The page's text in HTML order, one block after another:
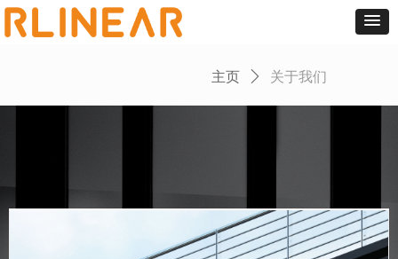
主页 ꄲ 关于我们